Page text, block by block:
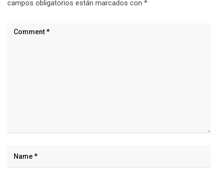
campos obligatorios están marcados con *